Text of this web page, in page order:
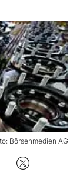
Börsenmedien AG